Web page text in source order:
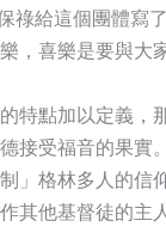
給這個團體
喜樂是要與
點加以定義
接受福音的果實
格林多人的
其他基督徒的主